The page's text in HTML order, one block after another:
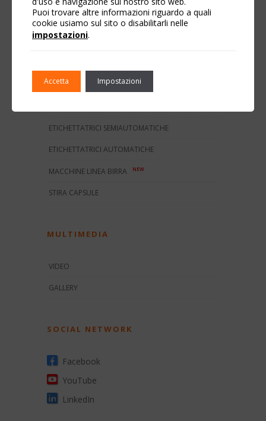
TUTTI I PRODOTTI
ETICHETTATRICI SEMIAUTOMATICHE
ETICHETTATRICI AUTOMATICHE
MACCHINE LINEA BIRRA NEW
STIRA CAPSULE
MULTIMEDIA
VIDEO
GALLERY
SOCIAL NETWORK
Facebook
YouTube
LinkedIn
Puoi trovare altre informazioni riguardo a quali
cookie usiamo sul sito o disabilitarli nelle
impostazioni.
Accetta Impostazioni